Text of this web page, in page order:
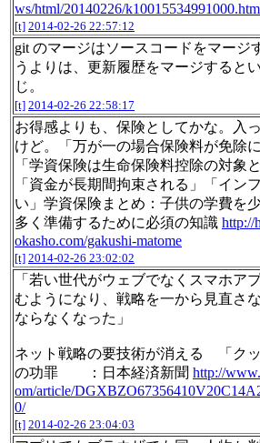
ws/html/20140226/
[t] 2014-02-26 22:57:12
git のマージはソースコードをマージ
うよりは、更新履歴をマージすると
じ。
[t] 2014-02-26 22:58:17
お得感よりも、保険としてかな。入
けど。「万が一の場合保険料が免除に
「学資保険は生命保険料控除の対象と
「資金が長期間拘束される」「イン
い」学資保険まとめ：子供の学費を
多く準備するために必須の知識 http://
okasho.com/gakushi-matome
[t] 2014-02-26 23:02:02
「若い世代がウェブでなくスマホア
むようになり、戦略を一から見直さ
ならなくなった」
ネット戦略の要技術が消える 「クッ
の功罪 ：日本経済新聞 http://
om/article/
0/
[t] 2014-02-26 23:04:03